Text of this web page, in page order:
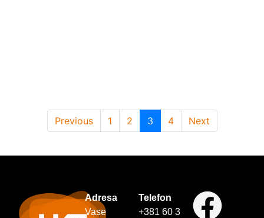
Previous 1 2 3 4 Next
Adresa
Vase
Telefon
+381 60 3